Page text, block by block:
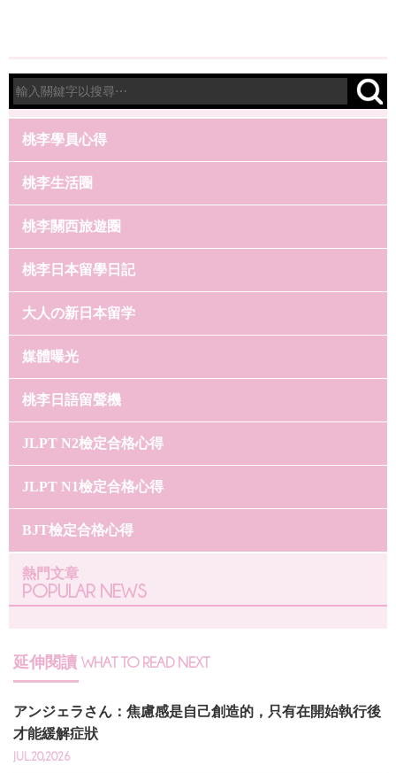
桃李學員心得
桃李生活圈
桃李關西旅遊圈
桃李日本留學日記
大人の新日本留学
媒體曝光
桃李日語留聲機
JLPT N2檢定合格心得
JLPT N1檢定合格心得
BJT檢定合格心得
熱門文章
POPULAR NEWS
延伸閱讀 WHAT TO READ NEXT
アンジェラさん：焦慮感是自己創造的，只有在開始執行後
才能緩解症狀
JUL.20,2026